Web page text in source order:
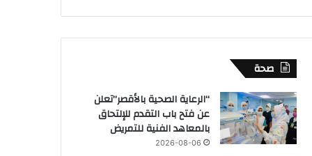
صحة
“الرعاية الصحية بالأقصر”تعلن
عن فتح باب التقدم للإلتحاق
بالمعاهد الفنية للتمريض
2026-08-06